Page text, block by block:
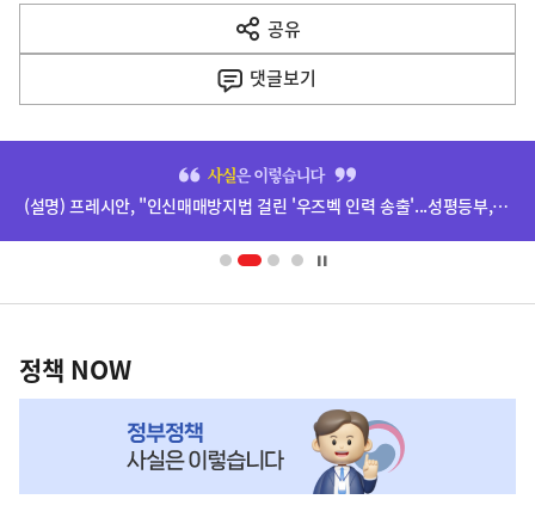
다
음
공유
열
기
댓글보기
배
영
(설명) 프레시안, "인신매매방지법 걸린 '우즈벡 인력 송출'...성평등부,노동·법무부에 개선 요청" 관련
책
NOW,
정책 NOW